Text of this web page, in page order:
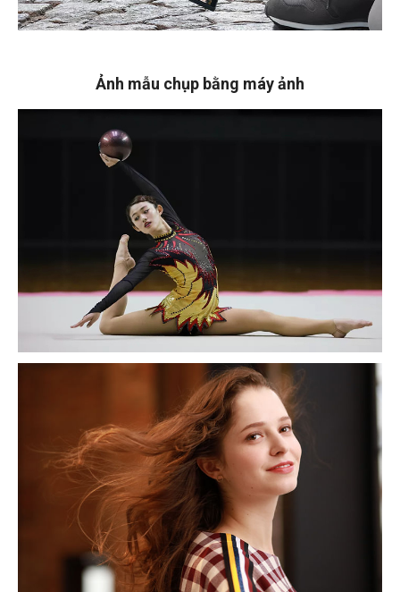
Ảnh mẫu chụp bằng máy ảnh